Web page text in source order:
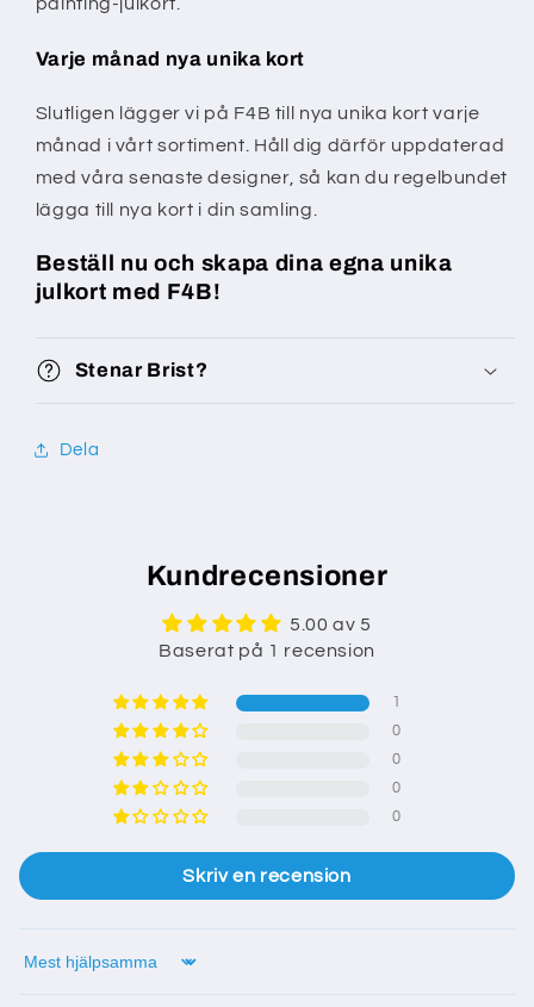
painting-julkort.
Varje månad nya unika kort
Slutligen lägger vi på F4B till nya unika kort varje
månad i vårt sortiment. Håll dig därför uppdaterad
med våra senaste designer, så kan du regelbundet
lägga till nya kort i din samling.
Beställ nu och skapa dina egna unika
julkort med F4B!
Stenar Brist?
Dela
Kundrecensioner
5.00 av 5
Baserat på 1 recension
0
0
0
0
Skriv en recension
Sort by